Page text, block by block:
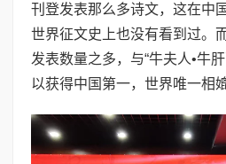
刊登发表那么多诗文，这在中
世界征文史上也没有看到过。
发表数量之多，与“牛夫人•牛
以获得中国第一，世界唯一相